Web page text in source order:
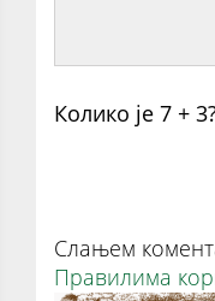
Колико је 7 +
Слањем
Правилима